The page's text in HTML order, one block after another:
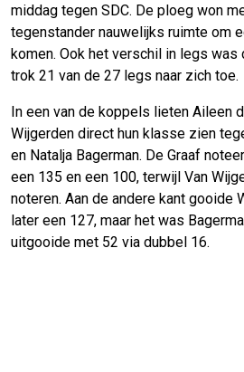
middag tegen SDC. De ploeg won
tegenstander nauwelijks ruimte om
komen. Ook het verschil in legs was
trok 21 van de 27 legs naar zich toe.
In een van de koppels lieten Aileen
Wijgerden direct hun klasse zien
en Natalja Bagerman. De Graaf
een 135 en een 100, terwijl Van
noteren. Aan de andere kant gooide
later een 127, maar het was
uitgooide met 52 via dubbel 16.